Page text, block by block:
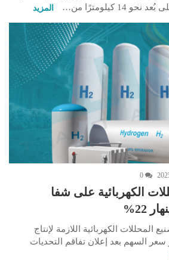
كيلومترًا من…
المزيد
0
الكهربائية على شفا
الكهربائية اللازمة لإنتاج
سعر السهم بعد إعلان تفاقم التحديات